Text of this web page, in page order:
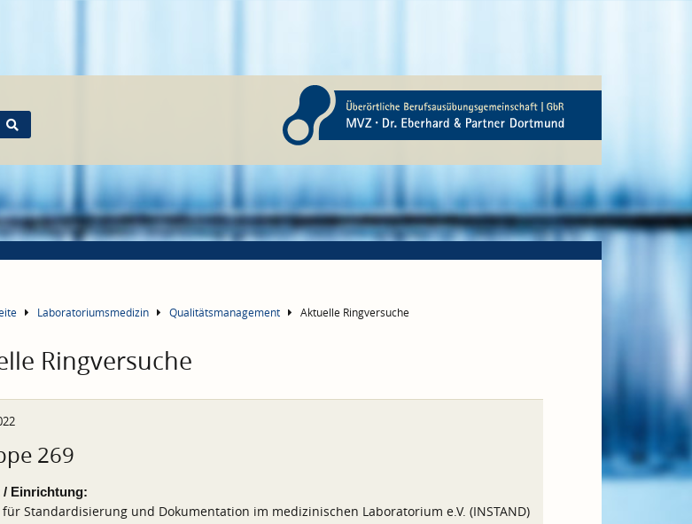
Laboratoriumsmedizin Qualitätsmanagement Aktuelle Ringversuche
Ringversuche
269
/ Einrichtung:
Standardisierung und Dokumentation im medizinischen Laboratorium e.V. (INSTAND)